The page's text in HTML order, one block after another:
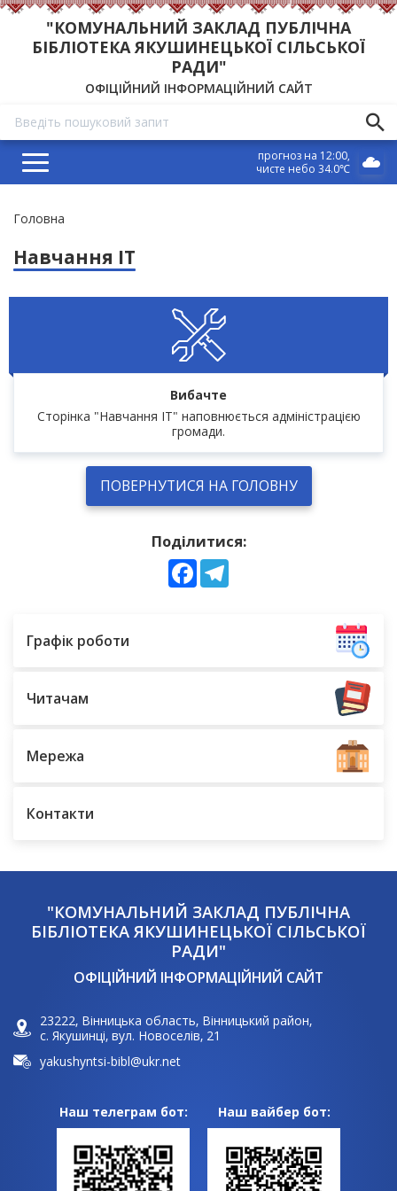
"КОМУНАЛЬНИЙ ЗАКЛАД ПУБЛІЧНА
БІБЛІОТЕКА ЯКУШИНЕЦЬКОЇ СІЛЬСЬКОЇ
РАДИ"
ОФІЦІЙНИЙ ІНФОРМАЦІЙНИЙ САЙТ
прогноз на 12:00
чисте небо 34.0℃
Рядок
навіґації
Головна
Навчання IT
Вибачте
Сторінка "Навчання IT" наповнюється адміністрацією
громади.
ПОВЕРНУТИСЯ НА ГОЛОВНУ
Поділитися:
Facebook
Графік роботи
Читачам
Мережа
Контакти
"КОМУНАЛЬНИЙ ЗАКЛАД ПУБЛІЧНА
БІБЛІОТЕКА ЯКУШИНЕЦЬКОЇ СІЛЬСЬКОЇ
РАДИ"
ОФІЦІЙНИЙ ІНФОРМАЦІЙНИЙ САЙТ
23222, Вінницька область, Вінницький район,
с. Якушинці, вул. Новоселів, 21
yakushyntsi-bibl@ukr.net
Наш телеграм бот: Наш вайбер бот: